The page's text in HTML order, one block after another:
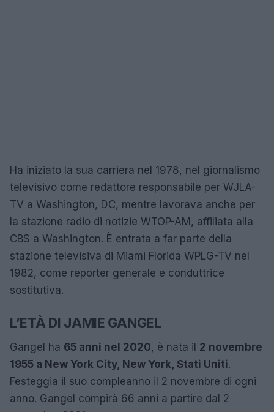
Ha iniziato la sua carriera nel 1978, nel giornalismo
televisivo come redattore responsabile per WJLA-
TV a Washington, DC, mentre lavorava anche per
la stazione radio di notizie WTOP-AM, affiliata alla
CBS a Washington. È entrata a far parte della
stazione televisiva di Miami Florida WPLG-TV nel
1982, come reporter generale e conduttrice
sostitutiva.
L’ETÀ DI JAMIE GANGEL
Gangel ha 65 anni nel 2020, è nata il 2 novembre
1955 a New York City, New York, Stati Uniti.
Festeggia il suo compleanno il 2 novembre di ogni
anno. Gangel compirà 66 anni a partire dal 2